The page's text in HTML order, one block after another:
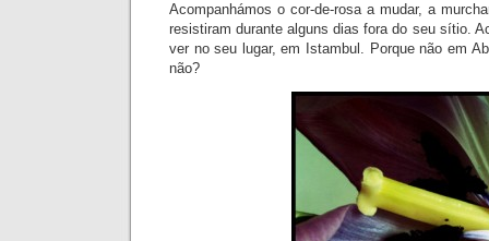
Acompanhámos o cor-de-rosa a mudar, a
resistiram durante alguns dias fora do seu sítio.
ver no seu lugar, em Istambul. Porque não em
não?